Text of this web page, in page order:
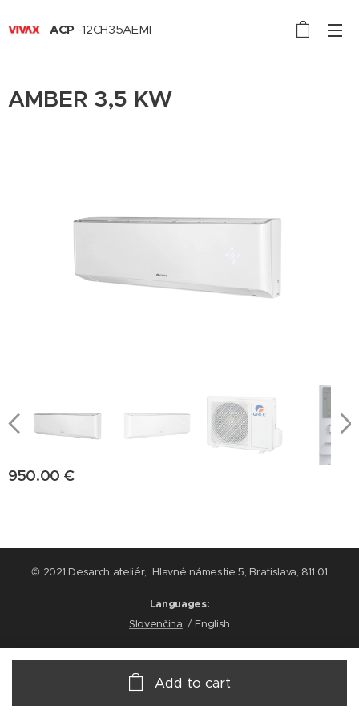
ACP -12CH35AEMI
AMBER 3,5 KW
950.00 €
Add to cart
© 2021 Desarch ateliér, Hlavné námestie 5, Bratislava, 811 01
Languages
Slovenčina
English